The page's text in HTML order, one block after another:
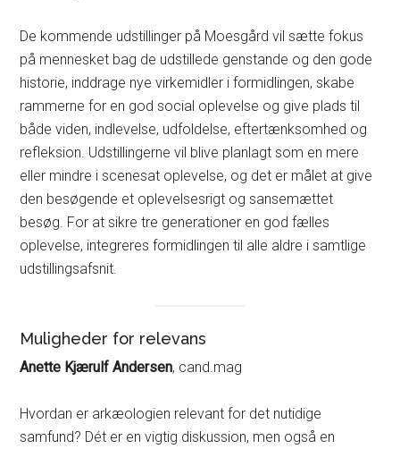
De kommende udstillinger på Moesgård vil sætte fokus
på mennesket bag de udstillede genstande og den gode
historie, inddrage nye virkemidler i formidlingen, skabe
rammerne for en god social oplevelse og give plads til
både viden, indlevelse, udfoldelse, eftertænksomhed og
refleksion. Udstillingerne vil blive planlagt som en mere
eller mindre i scenesat oplevelse, og det er målet at give
den besøgende et oplevelsesrigt og sansemættet
besøg. For at sikre tre generationer en god fælles
oplevelse, integreres formidlingen til alle aldre i samtlige
udstillingsafsnit.
Muligheder for relevans
Anette Kjærulf Andersen, cand.mag
Hvordan er arkæologien relevant for det nutidige
samfund? Dét er en vigtig diskussion, men også en